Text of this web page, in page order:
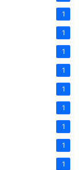
1
1
1
1
1
1
1
1
1